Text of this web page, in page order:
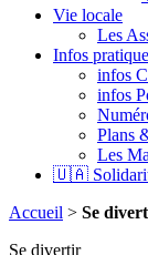
Vie locale
Les
Infos
infos
infos
Plans
Les
🇺🇦
Accueil > Se
Se divertir